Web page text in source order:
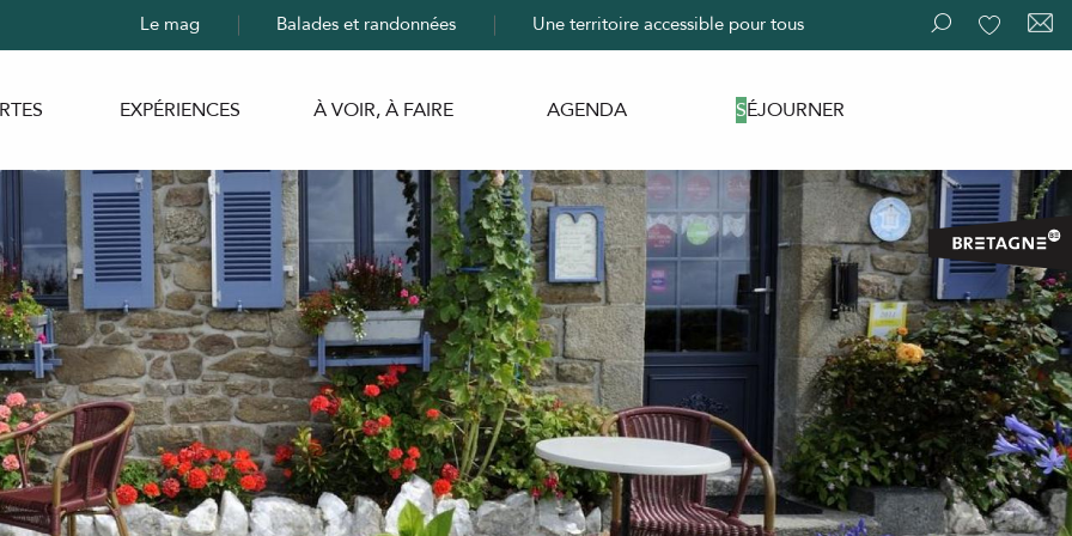
Recherche
Le mag Balades et randonnées Une territoire accessible pour tous
EXPÉRIENCES À VOIR, À FAIRE AGENDA SÉJOURNER